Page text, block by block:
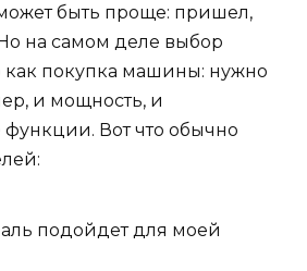
быть проще: пришел,
на самом деле выбор
как покупка машины: нужно
и мощность, и
Вот что обычно
подойдет для моей